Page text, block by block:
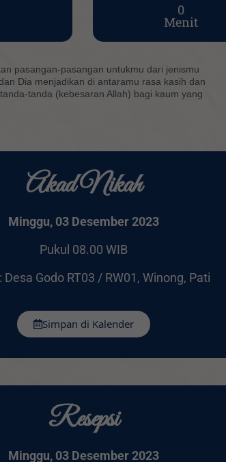
0
Menit
pasangan-pasangan untukmu dari jenismu
Dia menjadikan di antaramu rasa kasih dan
tanda (kebesaran Allah) bagi kaum yang
Akad Nikah
Minggu, 03 Desember 2023
Pukul 08.00 WIB
Godo RT03 / RW01, Winong, Pati
Simpan di Kalender
Resepsi
Minggu, 03 Desember 2023